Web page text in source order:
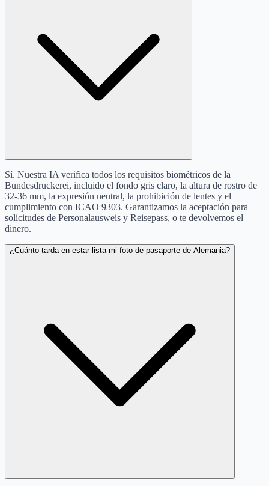
Sí. Nuestra IA verifica todos los requisitos biométricos de la
Bundesdruckerei, incluido el fondo gris claro, la altura de rostro de
32-36 mm, la expresión neutral, la prohibición de lentes y el
cumplimiento con ICAO 9303. Garantizamos la aceptación para
solicitudes de Personalausweis y Reisepass, o te devolvemos el
dinero.
¿Cuánto tarda en estar lista mi foto de pasaporte de Alemania?